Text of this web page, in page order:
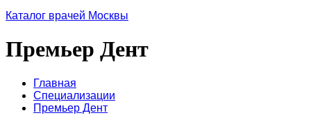
Каталог врачей Москвы
Премьер Дент
Главная
Специализации
Премьер Дент